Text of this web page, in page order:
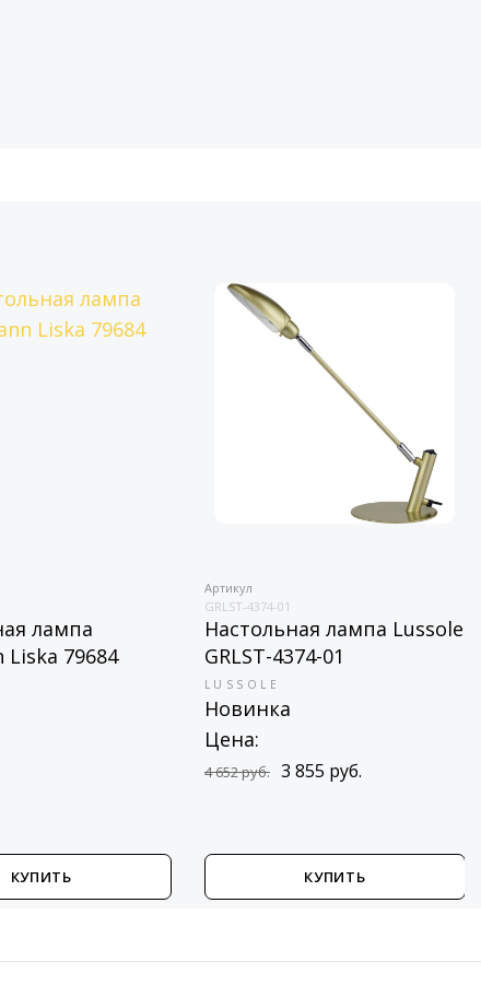
лампа
Liska 79684
КУПИТЬ
Артикул
GRLST-4374-01
Настольная лампа Lussole
GRLST-4374-01
LUSSOLE
Новинка
Цена:
4 652 руб. 3 855 руб.
КУПИТЬ